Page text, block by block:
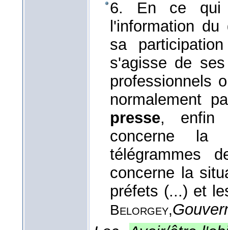
6. En ce qui
l'information
sa
s'agisse de
professionnels
normalement
presse, enfin
concerne la
télégrammes
concerne la
préfets (...) et
Belorgey,